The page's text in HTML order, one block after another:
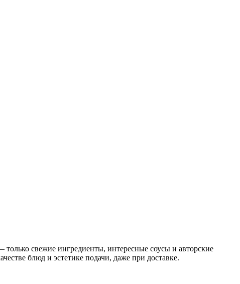
свежие ингредиенты, интересные соусы и авторские
блюд и эстетике подачи, даже при доставке.